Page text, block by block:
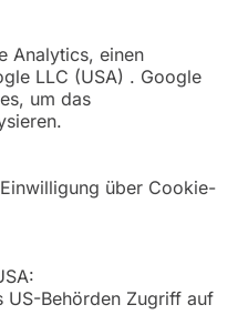
Analytics, einen
LLC (USA) . Google
um das
über Cookie-
US-Behörden Zugriff auf